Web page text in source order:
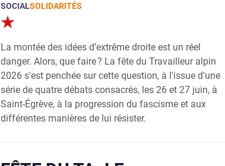
SOCIALSOLIDARITÉS
La montée des idées d’extrême droite est un réel
danger. Alors, que faire ? La fête du Travailleur alpin
2026 s'est penchée sur cette question, à l'issue d'une
série de quatre débats consacrés, les 26 et 27 juin, à
Saint-Égrève, à la progression du fascisme et aux
différentes manières de lui résister.